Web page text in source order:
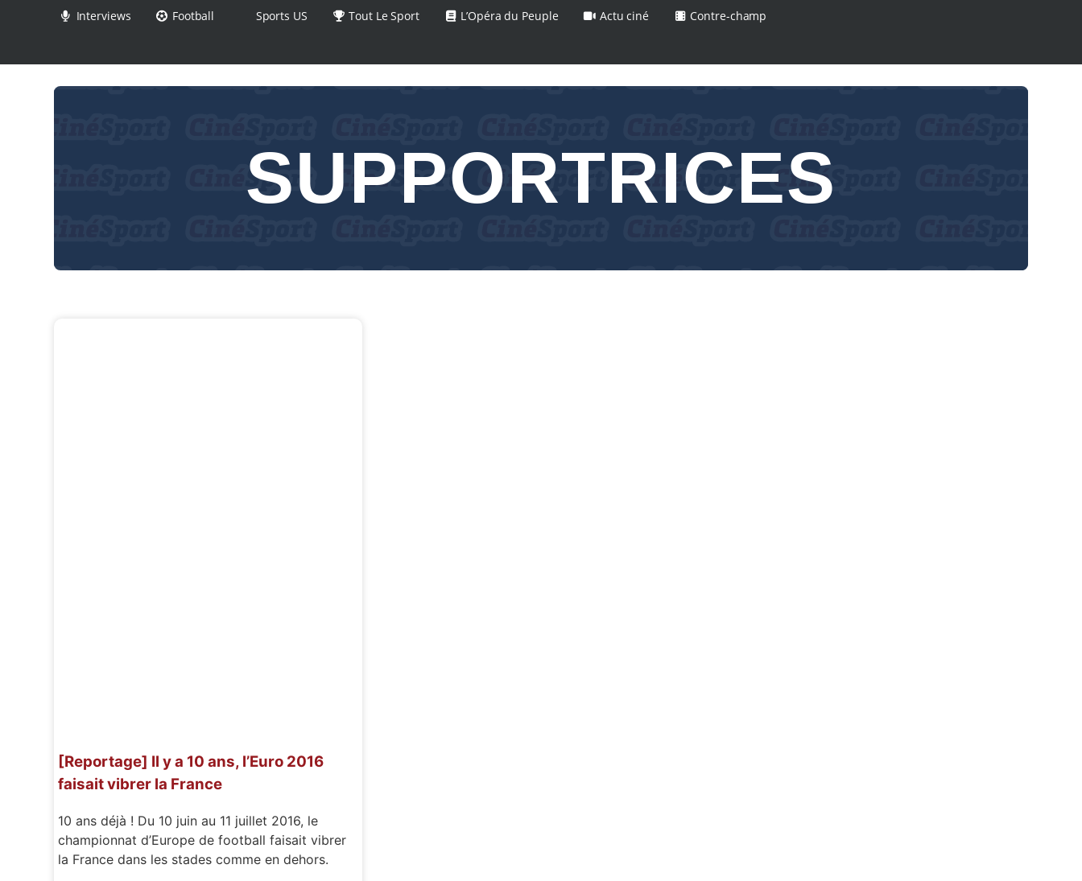
Interviews Football Sports US Tout Le Sport L’Opéra du Peuple Actu ciné Contre-champ
SUPPORTRICES
[Reportage] Il y a 10 ans, l’Euro 2016
faisait vibrer la France
10 ans déjà ! Du 10 juin au 11 juillet 2016, le
championnat d’Europe de football faisait vibrer
la France dans les stades comme en dehors.